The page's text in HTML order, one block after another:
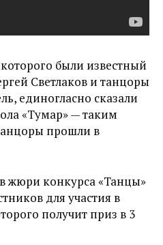
были известный
Светлаков и танцоры
единогласно сказали
«Тумар» — таким
прошли в
жюри конкурса «Танцы»
для участия в
получит приз в 3